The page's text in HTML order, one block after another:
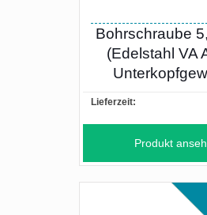
Bohrschraube
(Edelstahl VA
Lieferzeit:
Produkt